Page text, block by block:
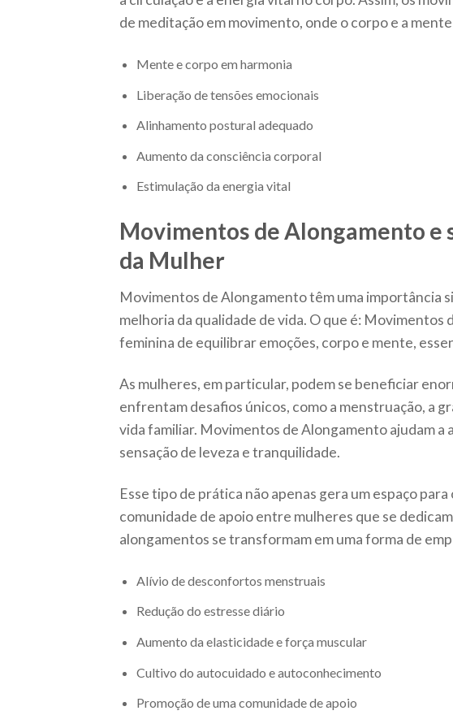
de meditação em movimento, onde o corpo e a
Mente e corpo em harmonia
Liberação de tensões emocionais
Alinhamento postural adequado
Aumento da consciência corporal
Estimulação da energia vital
Movimentos de Alongamento e
da Mulher
Movimentos de Alongamento têm uma importância
melhoria da qualidade de vida. O que é:
feminina de equilibrar emoções, corpo e mente,
As mulheres, em particular, podem se beneficiar
enfrentam desafios únicos, como a menstruação, a
vida familiar. Movimentos de Alongamento ajudam
sensação de leveza e tranquilidade.
Esse tipo de prática não apenas gera um espaço
comunidade de apoio entre mulheres que se
alongamentos se transformam em uma forma de
Alívio de desconfortos menstruais
Redução do estresse diário
Aumento da elasticidade e força muscular
Cultivo do autocuidado e autoconhecimento
Promoção de uma comunidade de apoio